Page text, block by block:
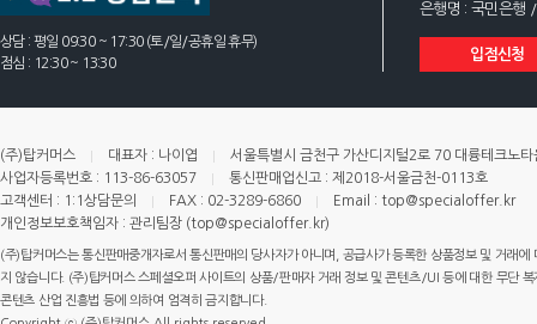
상담 : 평일 09:30 ~ 17:30 (토/일/공휴일 휴무)
점심 : 12:30 ~ 13:30
은행명 : 국민은행
입점신청
(주)탑커머스 대표자 : 나이엽
서울특별시 금천구 가산디지털2로 70 대륭테크노
사업자등록번호 : 113-86-63057
통신판매업신고 : 제2018-서울금천-0113호
고객센터 : 1:1상담문의
FAX : 02-3289-6860
Email : top@specialoffer.kr
개인정보보호책임자 : 관리팀장 (top@specialoffer.kr)
(주)탑커머스는 통신판매중개자로서 통신판매의 당사자가 아니며, 공급사가 등록한 상품정보 및 거래
지 않습니다. (주)탑커머스 스페셜오퍼 사이트의 상품/판매자 거래 정보 및 콘텐츠/UI 등에 대한 무단
콘텐츠 산업 진흥법 등에 의하여 엄격히 금지합니다.